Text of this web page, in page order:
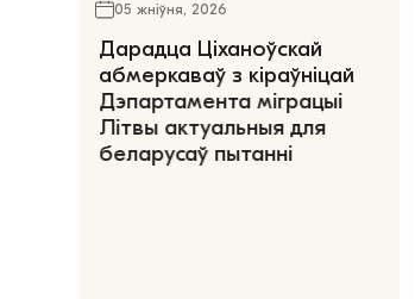
05 жніўня, 2026
Дарадца Ціханоўскай
абмеркаваў з кіраўніцай
Дэпартамента міграцыі
Літвы актуальныя для
беларусаў пытанні